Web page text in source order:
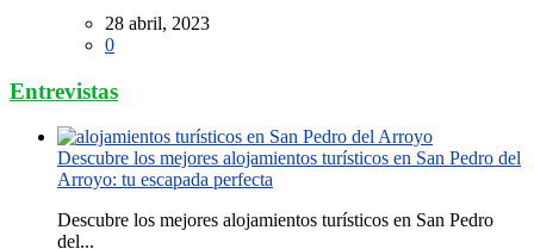
28 abril, 2023
0
Entrevistas
Descubre los mejores alojamientos turísticos en San Pedro del
Arroyo: tu escapada perfecta
Descubre los mejores alojamientos turísticos en San Pedro
del...